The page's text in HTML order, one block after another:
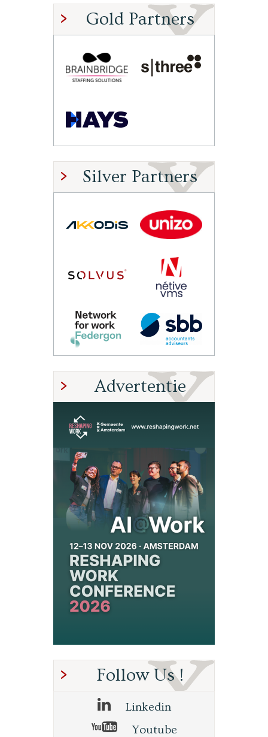
Gold Partners
Silver Partners
Advertentie
Follow Us !
Linkedin
Youtube